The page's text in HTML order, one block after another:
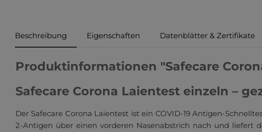
Beschreibung Eigenschaften Datenblätter & Zertifikate
Produktinformationen "Safecare
Safecare Corona Laientest einzeln –
Der Safecare Corona Laientest ist ein COVID-19 Antigen-
2-Antigen über einen vorderen Nasenabstrich nach und liefert